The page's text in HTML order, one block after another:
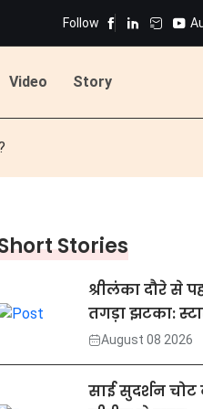
Follow
Video Story
Stories
श्रीलंका दौरे से
तगड़ा झटका:
August 08 2026
साई सुदर्शन